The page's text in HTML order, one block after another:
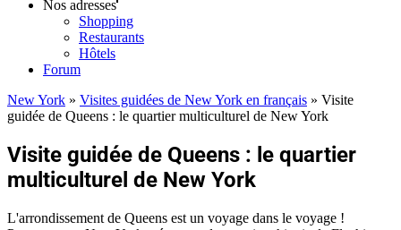
Nos adresses
Shopping
Restaurants
Hôtels
Forum
New York » Visites guidées de New York en français » Visite
guidée de Queens : le quartier multiculturel de New York
Visite guidée de Queens : le quartier
multiculturel de New York
L'arrondissement de Queens est un voyage dans le voyage !